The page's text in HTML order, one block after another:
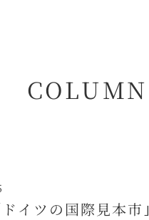
COLUMN
イツの国際見本市｣